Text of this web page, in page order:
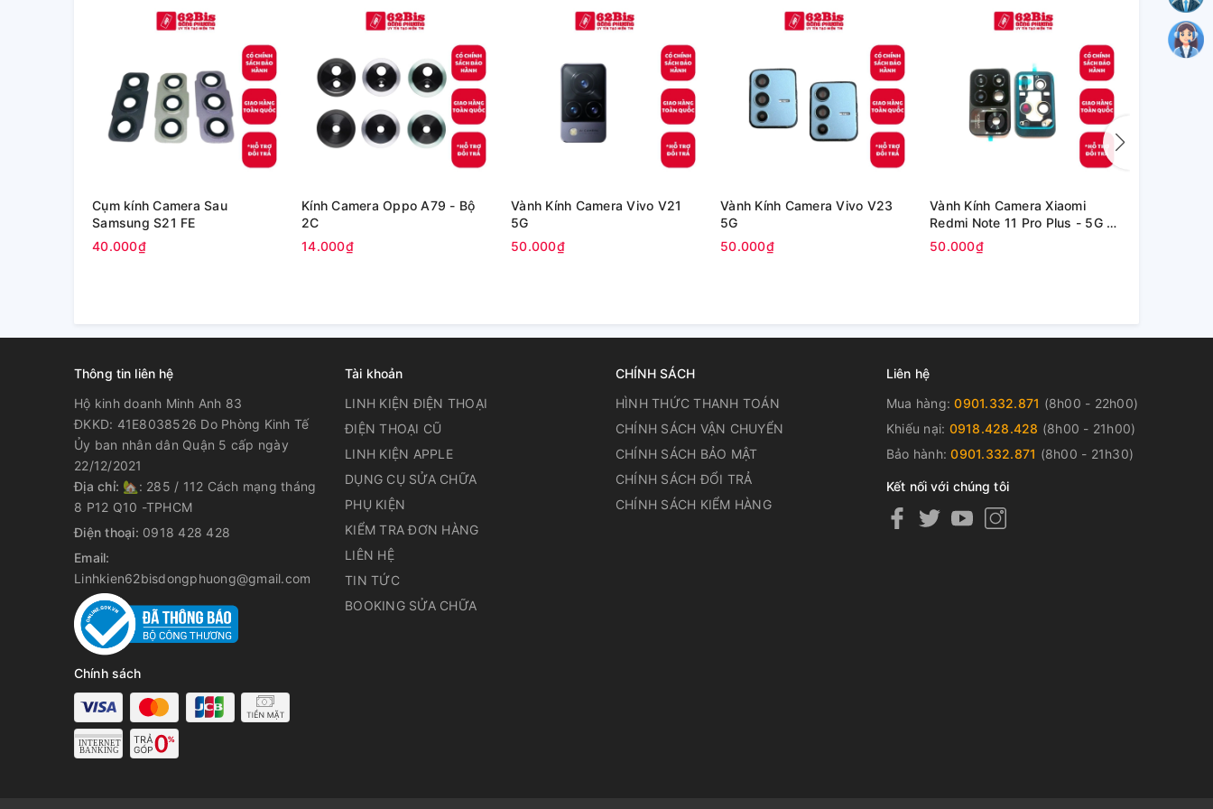
Cụm kính Camera Sau
Samsung S21 FE
40.000₫
Kính Camera Oppo A79 - Bộ
2C
14.000₫
Vành Kính Camera Vivo V21
5G
50.000₫
Vành Kính Camera Vivo V23
5G
50.000₫
Vành Kính Camera Xiaomi
Redmi Note 11 Pro Plus - 5G /
Redmi Note 11 Pro+ 5G
50.000₫
Thông tin liên hệ
Hộ kinh doanh Minh Anh 83
ĐKKD: 41E8038526 Do Phòng Kinh Tế
Ủy ban nhân dân Quận 5 cấp ngày
22/12/2021
Địa chỉ: 🏡: 285 / 112 Cách mạng tháng
8 P12 Q10 -TPHCM
Điện thoại: 0918 428 428
Email:
Linhkien62bisdongphuong@gmail.com
Chính sách
Tài khoản
LINH KIỆN ĐIỆN THOẠI
ĐIỆN THOẠI CŨ
LINH KIỆN APPLE
DỤNG CỤ SỬA CHỮA
PHỤ KIỆN
KIỂM TRA ĐƠN HÀNG
LIÊN HỆ
TIN TỨC
BOOKING SỬA CHỮA
CHÍNH SÁCH
HÌNH THỨC THANH TOÁN
CHÍNH SÁCH VẬN CHUYỂN
CHÍNH SÁCH BẢO MẬT
CHÍNH SÁCH ĐỔI TRẢ
CHÍNH SÁCH KIỂM HÀNG
Liên hệ
Mua hàng:0901.332.871 (8h00 - 22h00)
Khiếu nại: 0918.428.428 (8h00 - 21h00)
Bảo hành:0901.332.871 (8h00 - 21h30)
Kết nối với chúng tôi